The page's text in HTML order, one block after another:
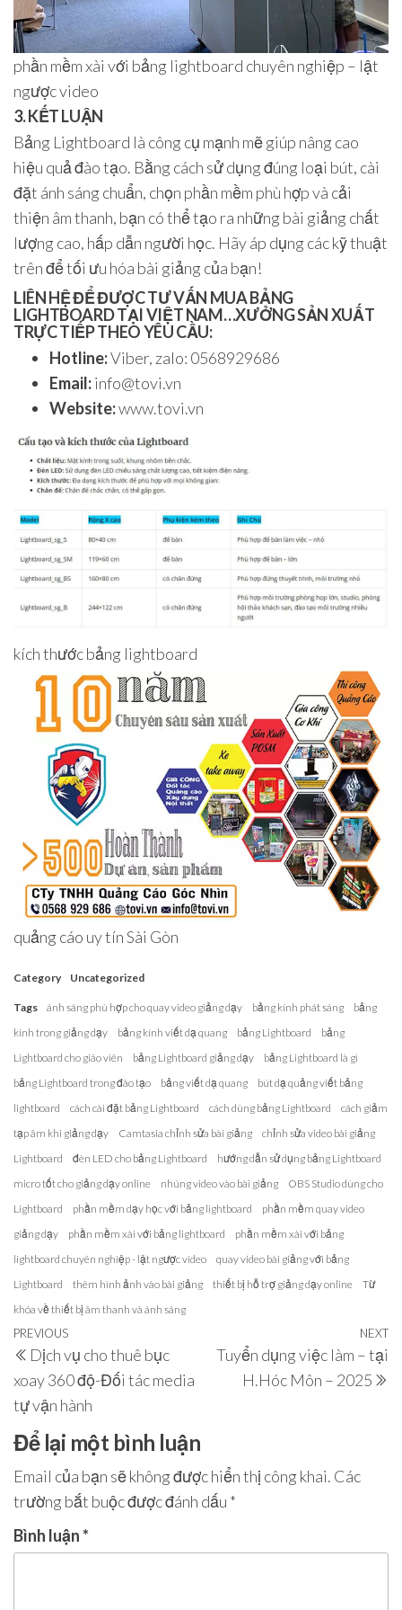
phần mềm xài với bảng lightboard chuyên nghiệp – lật
ngược video
3. KẾT LUẬN
Bảng Lightboard là công cụ mạnh mẽ giúp nâng cao
hiệu quả đào tạo. Bằng cách sử dụng đúng loại bút, cài
đặt ánh sáng chuẩn, chọn phần mềm phù hợp và cải
thiện âm thanh, bạn có thể tạo ra những bài giảng chất
lượng cao, hấp dẫn người học. Hãy áp dụng các kỹ thuật
trên để tối ưu hóa bài giảng của bạn!
LIÊN HỆ ĐỂ ĐƯỢC TƯ VẤN MUA BẢNG
LIGHTBOARD TẠI VIỆT NAM…XƯỞNG SẢN XUẤT
TRỰC TIẾP THEO YÊU CẦU:
Hotline:Viber, zalo: 0568929686
Email:info@tovi.vn
Website:www.tovi.vn
kích thước bảng lightboard
quảng cáo uy tín Sài Gòn
Category Uncategorized
Tags ánh sáng phù hợp cho quay video giảng dạy bảng kính phát sáng
bảng
kính trong giảng dạy
bảng kính viết dạ quang bảng Lightboard
bảng
Lightboard cho giáo viên
bảng Lightboard giảng dạy
bảng Lightboard là gì
bảng Lightboard trong đào tạo
bảng viết dạ quang
bút dạ quảng viết bảng
lightboard
cách cài đặt bảng Lightboard cách dùng bảng Lightboard
cách giảm
tạp âm khi giảng dạy
Camtasia chỉnh sửa bài giảng
chỉnh sửa video bài giảng
Lightboard
đèn LED cho bảng Lightboard
hướng dẫn sử dụng bảng Lightboard
micro tốt cho giảng dạy online
nhúng video vào bài giảng
OBS Studio dùng cho
Lightboard
phần mềm dạy học với bảng lightboard
phần mềm quay video
giảng dạy
phần mềm xài với bảng lightboard
phần mềm xài với bảng
lightboard chuyên nghiệp - lật ngược video
quay video bài giảng với bảng
Lightboard
thêm hình ảnh vào bài giảng thiết bị hỗ trợ giảng dạy online
Từ
khóa về thiết bị âm thanh và ánh sáng
Điều
hướng
bài
viết
Previous
Post
PREVIOUS
Dịch vụ cho thuê bục
xoay 360 độ-Đối tác media
tự vận hành
NEXT
Tuyển dụng việc làm – tại
H.Hóc Môn – 2025
Để lại một bình luận
Email của bạn sẽ không được hiển thị công khai. Các
trường bắt buộc được đánh dấu *
Bình luận*